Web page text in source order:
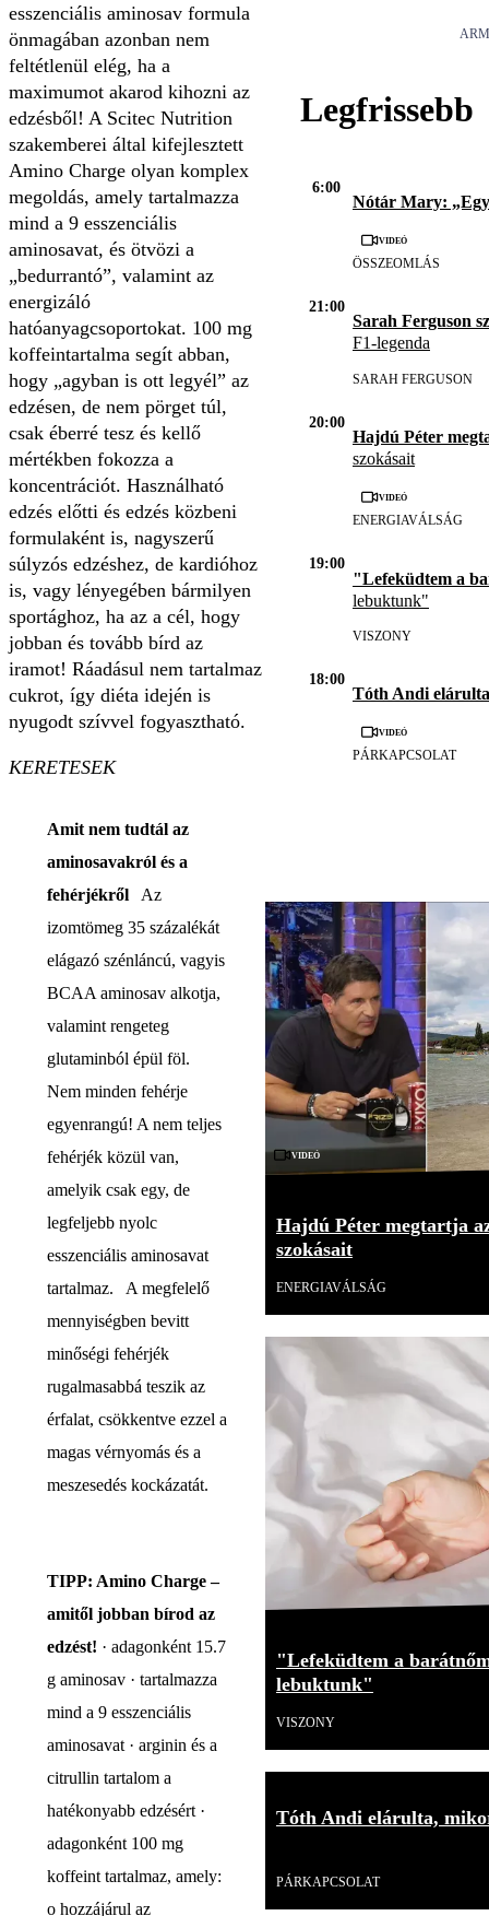
esszenciális aminosav formula
önmagában azonban nem
feltétlenül elég, ha a
maximumot akarod kihozni az
edzésből! A Scitec Nutrition
szakemberei által kifejlesztett
Amino Charge olyan komplex
megoldás, amely tartalmazza
mind a 9 esszenciális
aminosavat, és ötvözi a
„bedurrantó”, valamint az
energizáló
hatóanyagcsoportokat. 100 mg
koffeintartalma segít abban,
hogy „agyban is ott legyél” az
edzésen, de nem pörget túl,
csak éberré tesz és kellő
mértékben fokozza a
koncentrációt. Használható
edzés előtti és edzés közbeni
formulaként is, nagyszerű
súlyzós edzéshez, de kardióhoz
is, vagy lényegében bármilyen
sportághoz, ha az a cél, hogy
jobban és tovább bírd az
iramot! Ráadásul nem tartalmaz
cukrot, így diéta idején is
nyugodt szívvel fogyasztható.
KERETESEK
Amit nem tudtál az
aminosavakról és a
fehérjékről Az
izomtömeg 35 százalékát
elágazó szénláncú, vagyis
BCAA aminosav alkotja,
valamint rengeteg
glutaminból épül föl.
Nem minden fehérje
egyenrangú! A nem teljes
fehérjék közül van,
amelyik csak egy, de
legfeljebb nyolc
esszenciális aminosavat
tartalmaz. A megfelelő
mennyiségben bevitt
minőségi fehérjék
rugalmasabbá teszik az
érfalat, csökkentve ezzel a
magas vérnyomás és a
meszesedés kockázatát.
TIPP: Amino Charge –
amitől jobban bírod az
edzést! · adagonként 15.7
g aminosav · tartalmazza
mind a 9 esszenciális
aminosavat · arginin és a
citrullin tartalom a
hatékonyabb edzésért ·
adagonként 100 mg
koffeint tartalmaz, amely:
o hozzájárul az
Legfrissebb
6:00
Nótár Mary: „Egy
Videó
ÖSSZEOMLÁS
21:00
Sarah Ferguson
F1-legenda
SARAH FERGUSON
20:00
Hajdú Péter
szokásait
Videó
ENERGIAVÁLSÁG
19:00
"Lefeküdtem a
lebuktunk"
VISZONY
18:00
Tóth Andi
Videó
PÁRKAPCSOLAT
Videó
Hajdú Péter megtartja
szokásait
ENERGIAVÁLSÁG
"Lefeküdtem a
lebuktunk"
VISZONY
Tóth Andi elárulta,
PÁRKAPCSOLAT